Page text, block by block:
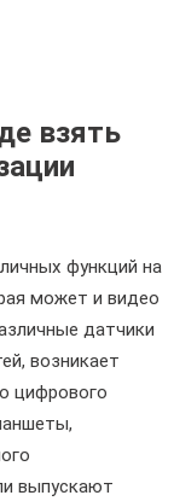
взять
функций на
может и видео
датчики
возникает
цифрового
выпускают